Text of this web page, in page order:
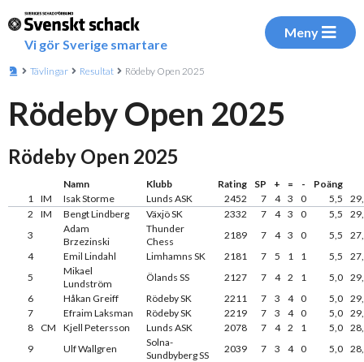
Vi gör Sverige smartare
Meny
Tävlingar Resultat Rödeby Open 2025
Rödeby Open 2025
Rödeby Open 2025
Namn Klubb Rating SP + = -
Poäng
1 IM Isak Storme Lunds ASK 2452 7 4 3 0 5,5
2
IM Bengt Lindberg Växjö SK 2332 7 4 3 0 5,5
3
Adam
Brzezinski
Thunder
Chess
2189 7 4 3 0 5,5
4
Emil Lindahl Limhamns SK 2181 7 5 1 1 5,5
5
Mikael
Lundström
Ölands SS 2127 7 4 2 1 5,0
6
Håkan Greiff Rödeby SK 2211 7 3 4 0 5,0
7
Efraim Laksman Rödeby SK 2219 7 3 4 0 5,0
8
CM Kjell Petersson Lunds ASK 2078 7 4 2 1 5,0
9
Ulf Wallgren
Solna-
Sundbyberg SS
2039 7 3 4 0 5,0